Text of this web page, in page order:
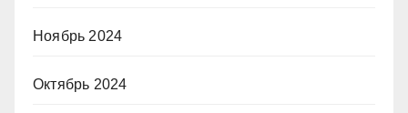
Ноябрь 2024
Октябрь 2024